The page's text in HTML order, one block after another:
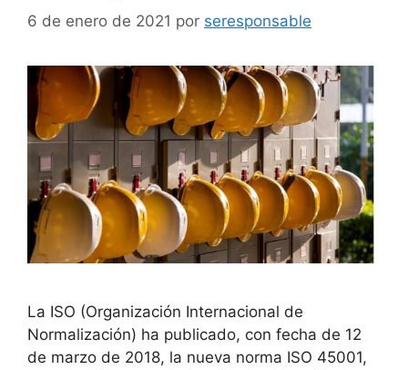
6 de enero de 2021 por seresponsable
La ISO (Organización Internacional de
Normalización) ha publicado, con fecha de 12
de marzo de 2018, la nueva norma ISO 45001,